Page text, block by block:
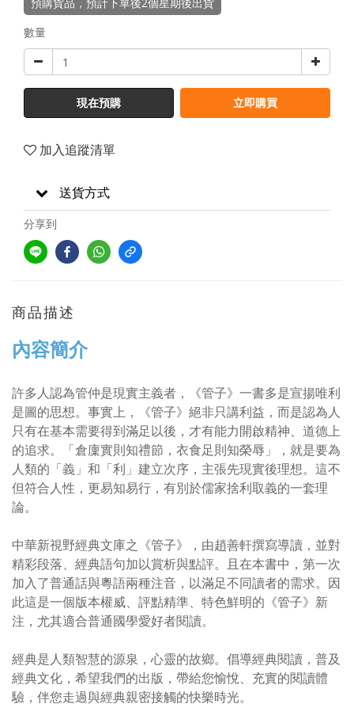
數量
現在預購 立即購買
加入追蹤清單
送貨方式
分享到
商品描述
內容簡介
許多人認為管仲是現實主義者，《管子》一書多是宣揚唯利
是圖的思想。事實上，《管子》絕非只講利益，而是認為人
只有在基本需要得到滿足以後，才有能力開啟精神、道德上
的追求。「倉廩實則知禮節，衣食足則知榮辱」，就是要為
人類的「義」和「利」建立次序，主張先現實後理想。這不
但符合人性，更易知易行，有別於儒家捨利取義的一套理
論。
中華新視野經典文庫之《管子》，由趙善軒撰寫導讀，並對
精彩段落、經典語句加以賞析與點評。且在本書中，第一次
加入了普通話與粵語兩種注音，以滿足不同讀者的需求。因
此這是一個版本權威、評點精準、特色鮮明的《管子》新
注，尤其適合普通國學愛好者閱讀。
經典是人類智慧的源泉，心靈的故鄉。倡導經典閱讀，普及
經典文化，希望我們的出版，帶給您愉悅、充實的閱讀體
驗，伴您走過與經典親密接觸的快樂時光。